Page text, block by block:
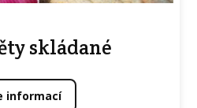
skládané
informací